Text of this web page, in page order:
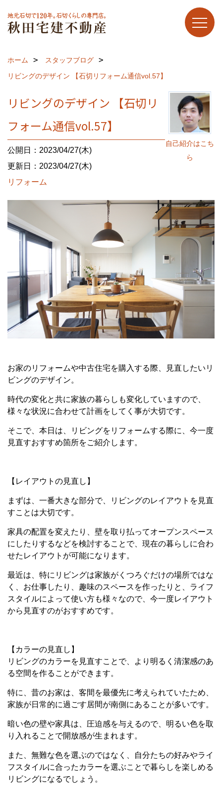
ホーム
スタッフブログ
リビングのデザイン 【石切リフォーム通信vol.57】
自己紹介はこち
ら
リビングのデザイン 【石切リ
フォーム通信vol.57】
公開日：2023/04/27(木)
更新日：2023/04/27(木)
リフォーム
お家のリフォームや中古住宅を購入する際、見直したいリ
ビングのデザイン。
時代の変化と共に家族の暮らしも変化していますので、
様々な状況に合わせて計画をしてく事が大切です。
そこで、本日は、リビングをリフォームする際に、今一度
見直すおすすめ箇所をご紹介します。
【レイアウトの見直し】
まずは、一番大きな部分で、リビングのレイアウトを見直
すことは大切です。
家具の配置を変えたり、壁を取り払ってオープンスペース
にしたりするなどを検討することで、現在の暮らしに合わ
せたレイアウトが可能になります。
最近は、特にリビングは家族がくつろぐだけの場所ではな
く、お仕事したり、趣味のスペースを作ったりと、ライフ
スタイルによって使い方も様々なので、今一度レイアウト
から見直すのがおすすめです。
【カラーの見直し】
リビングのカラーを見直すことで、より明るく清潔感のあ
る空間を作ることができます。
特に、昔のお家は、客間を最優先に考えられていたため、
家族が日常的に過ごす居間が南側にあることが多いです。
暗い色の壁や家具は、圧迫感を与えるので、明るい色を取
り入れることで開放感が生まれます。
また、無難な色を選ぶのではなく、自分たちの好みやライ
フスタイルに合ったカラーを選ぶことで暮らしを楽しめる
リビングになるでしょう。